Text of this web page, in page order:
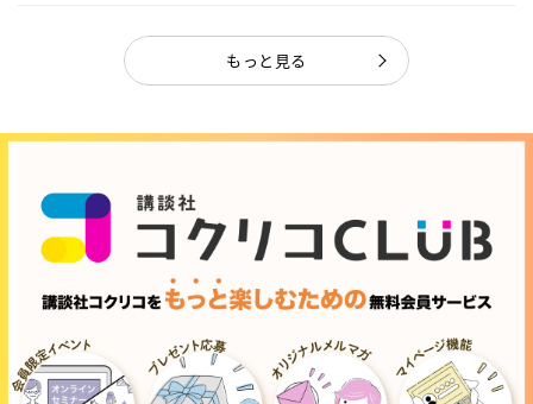
もっと見る